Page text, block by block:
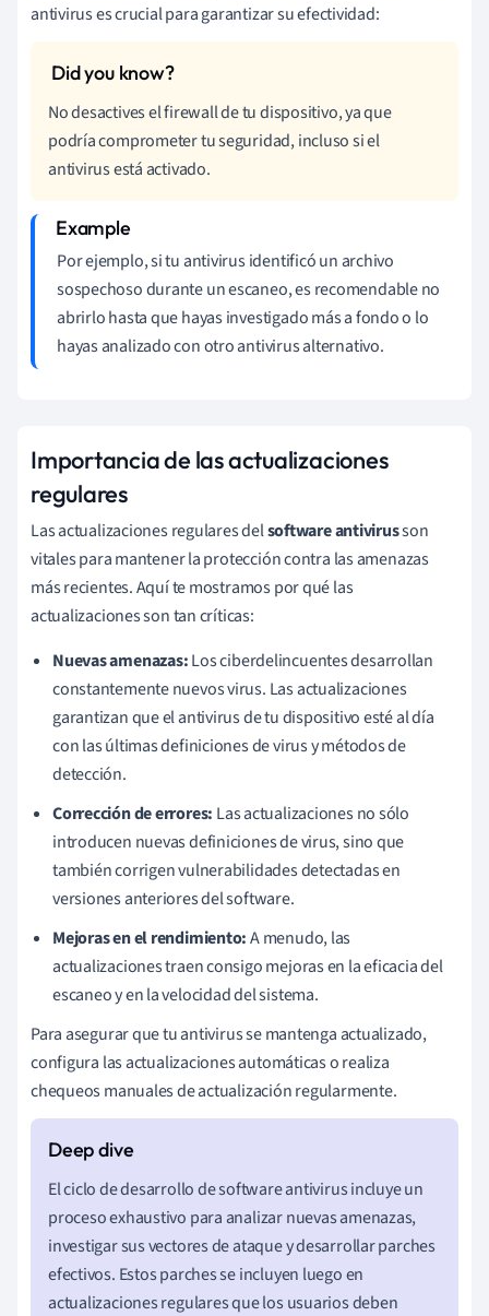
antivirus es crucial para garantizar su efectividad:
No desactives el firewall de tu dispositivo, ya que
podría comprometer tu seguridad, incluso si el
antivirus está activado.
Por ejemplo, si tu antivirus identificó un archivo
sospechoso durante un escaneo, es recomendable no
abrirlo hasta que hayas investigado más a fondo o lo
hayas analizado con otro antivirus alternativo.
Importancia de las actualizaciones
regulares
Las actualizaciones regulares delsoftware antivirusson
vitales para mantener la protección contra las amenazas
más recientes. Aquí te mostramos por qué las
actualizaciones son tan críticas:
Nuevas amenazas:Los ciberdelincuentes desarrollan
constantemente nuevos virus. Las actualizaciones
garantizan que el antivirus de tu dispositivo esté al día
con las últimas definiciones de virus y métodos de
detección.
Corrección de errores: Las actualizaciones no sólo
introducen nuevas definiciones de virus, sino que
también corrigen vulnerabilidades detectadas en
versiones anteriores del software.
Mejoras en el rendimiento:A menudo, las
actualizaciones traen consigo mejoras en la eficacia del
escaneo y en la velocidad del sistema.
Para asegurar que tu antivirus se mantenga actualizado,
configura las actualizaciones automáticas o realiza
chequeos manuales de actualización regularmente.
El ciclo de desarrollo de software antivirus incluye un
proceso exhaustivo para analizar nuevas amenazas,
investigar sus vectores de ataque y desarrollar parches
efectivos. Estos parches se incluyen luego en
actualizaciones regulares que los usuarios deben